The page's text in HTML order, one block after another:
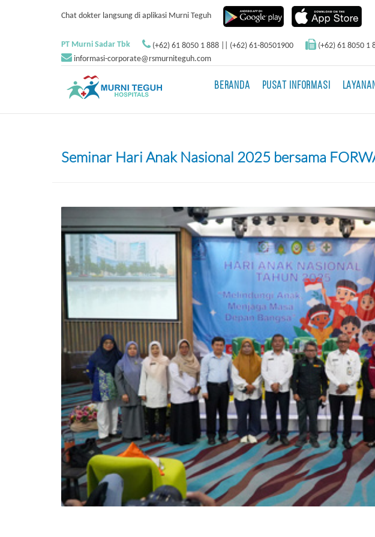
Chat dokter langsung di aplikasi Murni Teguh
PT Murni Sadar Tbk (+62) 61 8050 1 888 || (+62) 61-80501900
(+62) 61 8050 1
informasi-corporate@rsmurniteguh.com
BERANDA PUSAT INFORMASI
Seminar Hari Anak Nasional 2025 bersama